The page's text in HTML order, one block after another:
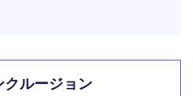
ルージョン